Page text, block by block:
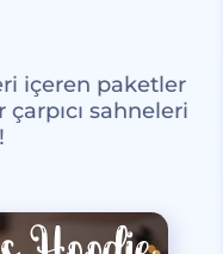
içeren paketler
çarpıcı sahneleri